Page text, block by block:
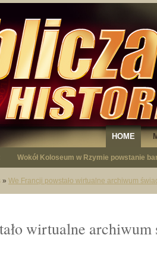
HOME
Wokół Koloseum w Rzymie powstanie
"Niepodległy - opowieść o Januszu
» We Francji powstało wirtualne archiwum
wirtualne